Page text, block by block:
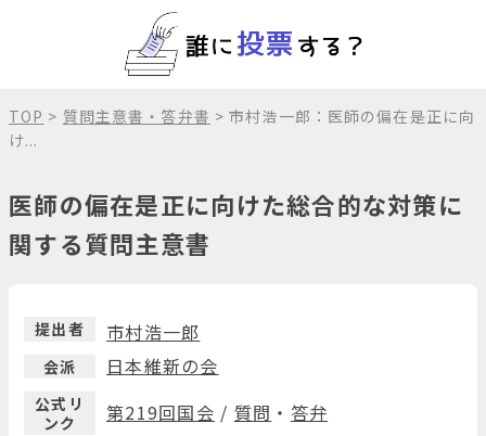
TOP > 質問主意書・答弁書 > 市村浩一郎：医師の偏在是正に向
け...
医師の偏在是正に向けた総合的な対策に
関する質問主意書
提出者 市村浩一郎
会派 日本維新の会
公式リ
ンク
第219回国会 / 質問 ・ 答弁